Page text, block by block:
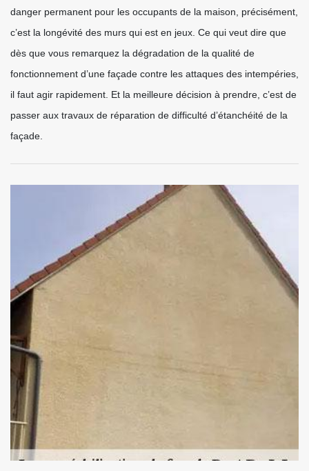
danger permanent pour les occupants de la maison, précisément,
c’est la longévité des murs qui est en jeux. Ce qui veut dire que
dès que vous remarquez la dégradation de la qualité de
fonctionnement d’une façade contre les attaques des intempéries,
il faut agir rapidement. Et la meilleure décision à prendre, c’est de
passer aux travaux de réparation de difficulté d’étanchéité de la
façade.